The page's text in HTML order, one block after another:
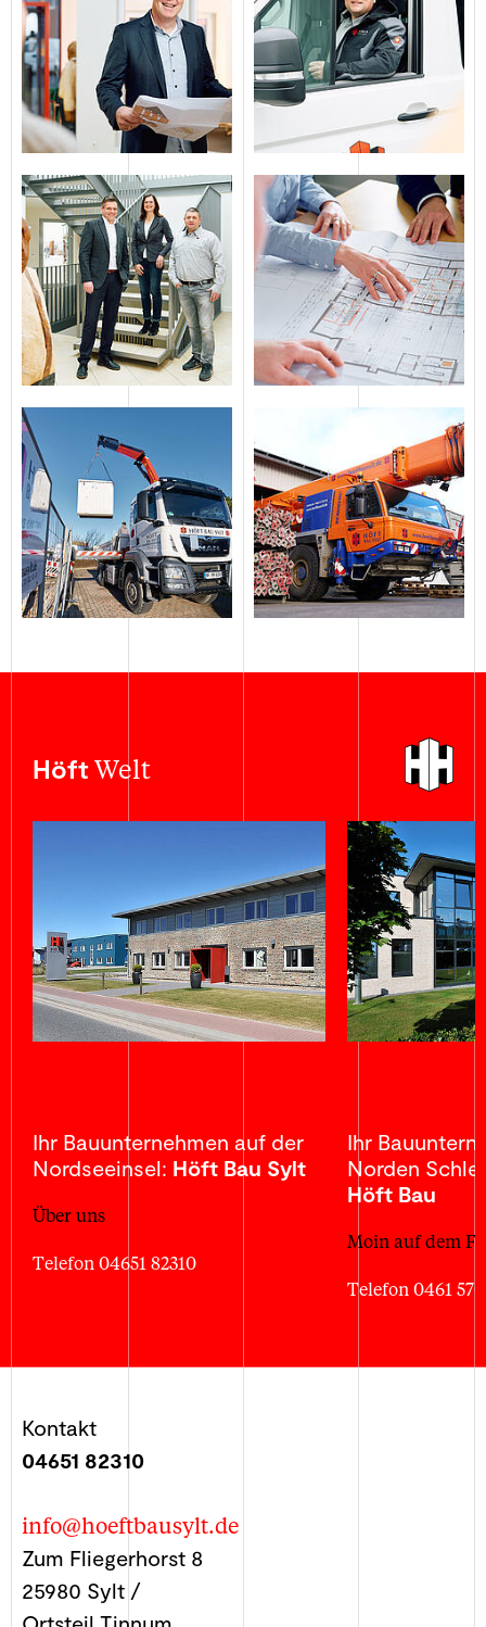
HöftWelt
Ihr Bauunternehmen auf der
Nordseeinsel: Höft Bau Sylt
Über uns
Telefon 04651 82310
Ihr
Norden
Höft Bau
Moin auf dem
Telefon 0461
Kontakt
04651 82310
info@hoeftbausylt.de
Zum Fliegerhorst 8
25980 Sylt /